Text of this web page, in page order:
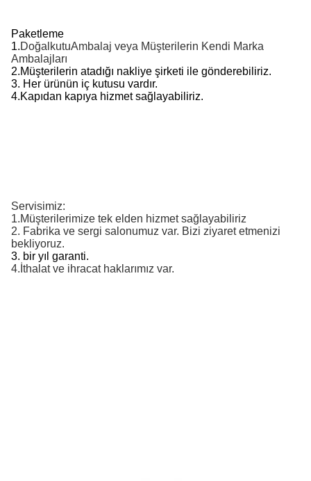
Paketleme
1.Doğal kutuAmbalaj veya Müşterilerin Kendi Marka
Ambalajları
2.Müşterilerin atadığı nakliye şirketi ile gönderebiliriz.
3. Her ürünün iç kutusu vardır.
4.Kapıdan kapıya hizmet sağlayabiliriz.
Servisimiz:
1.Müşterilerimize tek elden hizmet sağlayabiliriz
2. Fabrika ve sergi salonumuz var. Bizi ziyaret etmenizi
bekliyoruz.
3. bir yıl garanti.
4. İthalat ve ihracat haklarımız var.